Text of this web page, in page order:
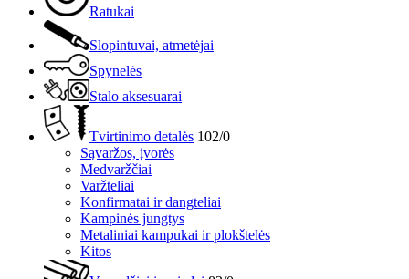
Ratukai
Slopintuvai, atmetėjai
Spynelės
Stalo aksesuarai
Tvirtinimo detalės 102/0
Sąvaržos, įvorės
Medvaržčiai
Varžteliai
Konfirmatai ir dangteliai
Kampinės jungtys
Metaliniai kampukai ir plokštelės
Kitos